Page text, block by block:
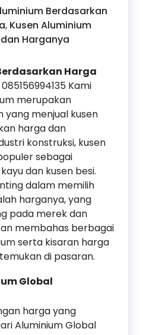
Berdasarkan
, Kusen Aluminium
Harganya
Harga
Kami
merupakan
yang menjual kusen
harga dan
konstruksi, kusen
sebagai
dan kusen besi.
dalam memilih
harganya, yang
pada merek dan
membahas berbagai
serta kisaran harga
di pasaran.
Global
harga yang
Aluminium Global